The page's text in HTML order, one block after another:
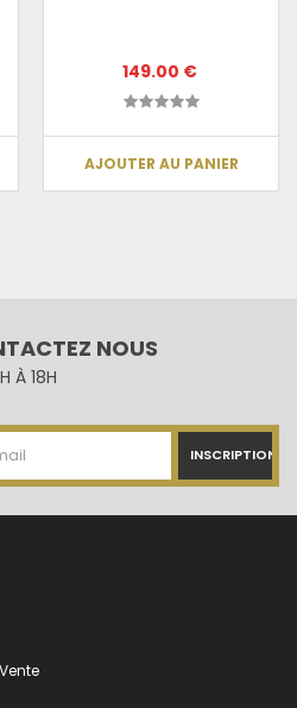
149.00 €
AJOUTER AU PANIER
NOUS
À 18H
INSCRIPTION